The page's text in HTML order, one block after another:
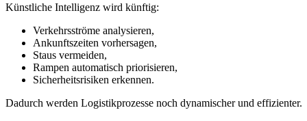
Künstliche Intelligenz wird künftig:
Verkehrsströme analysieren,
Ankunftszeiten vorhersagen,
Staus vermeiden,
Rampen automatisch priorisieren,
Sicherheitsrisiken erkennen.
Dadurch werden Logistikprozesse noch dynamischer und effizienter.